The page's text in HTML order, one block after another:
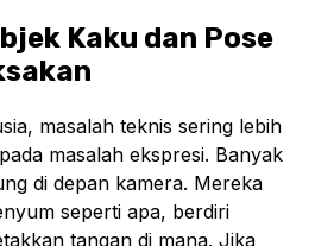
Kaku dan Pose
masalah teknis sering lebih
masalah ekspresi. Banyak
di depan kamera. Mereka
seperti apa, berdiri
tangan di mana. Jika